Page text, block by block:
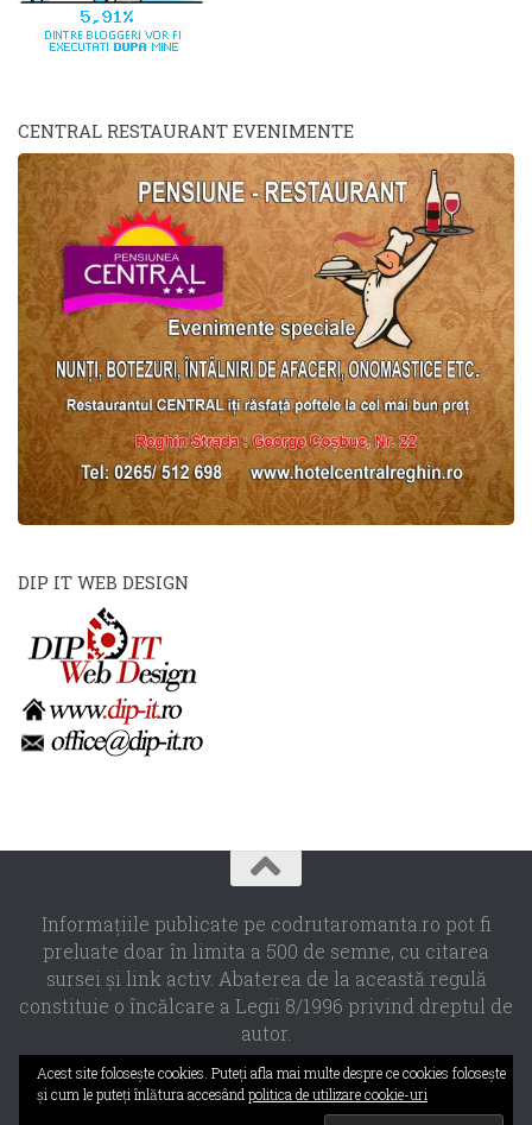
CENTRAL RESTAURANT EVENIMENTE
DIP IT WEB DESIGN
Informaţiile publicate pe codrutaromanta.ro pot fi
preluate doar în limita a 500 de semne, cu citarea
sursei şi link activ. Abaterea de la această regulă
constituie o încălcare a Legii 8/1996 privind dreptul de
autor.
Propulsat de - Designed with theHueman theme
Acest site foloseşte cookies. Puteţi afla mai multe despre ce cookies foloseşte
şi cum le puteţi înlătura accesând politica de utilizare cookie-uri